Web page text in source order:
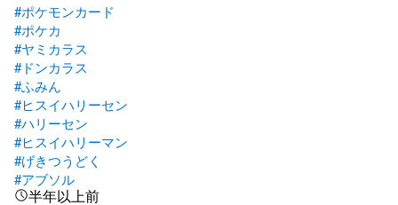
#ポケモンカード
#ポケカ
#ヤミカラス
#ドンカラス
#ふみん
#ヒスイハリーセン
#ハリーセン
#ヒスイハリーマン
#げきつうどく
#アブソル
半年以上前